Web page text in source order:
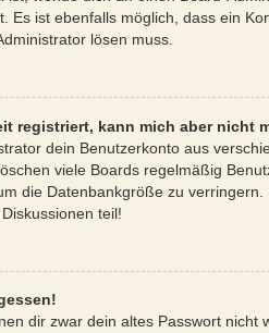
Es ist ebenfalls möglich, dass ein
lösen muss.
registriert, kann mich aber nicht
dein Benutzerkonto aus
viele Boards regelmäßig
die Datenbankgröße zu
teil!
dir zwar dein altes Passwort nicht